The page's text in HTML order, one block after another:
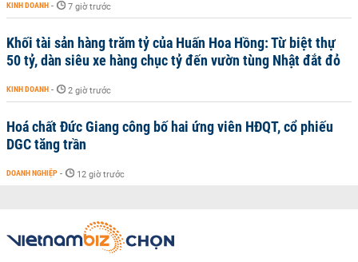
KINH DOANH - 7 giờ trước
Khối tài sản hàng trăm tỷ của Huấn Hoa Hồng: Từ biệt thự
50 tỷ, dàn siêu xe hàng chục tỷ đến vườn tùng Nhật đắt đỏ
KINH DOANH - 2 giờ trước
Hoá chất Đức Giang công bố hai ứng viên HĐQT, cổ phiếu
DGC tăng trần
DOANH NGHIỆP - 12 giờ trước